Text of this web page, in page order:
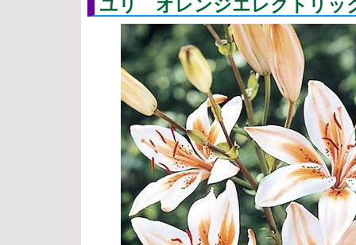
ユリ オレンジエレクトリ